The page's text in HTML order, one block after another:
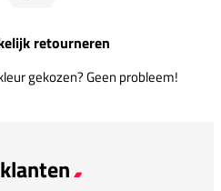
retourneren
gekozen? Geen probleem!